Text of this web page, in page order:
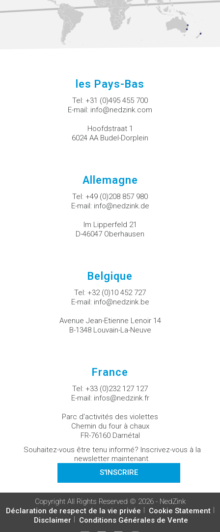
les Pays-Bas
Tel: +31 (0)495 455 700
E-mail: info@nedzink.com
Hoofdstraat 1
6024 AA Budel-Dorplein
Allemagne
Tel: +49 (0)208 857 980
E-mail: info@nedzink.de
Im Lipperfeld 21
D-46047 Oberhausen
Belgique
Tel: +32 (0)10 452 727
E-mail: info@nedzink.be
Avenue Jean-Etienne Lenoir 14
B-1348 Louvain-La-Neuve
France
Tel: +33 (0)232 127 127
E-mail: infos@nedzink.fr
Parc d'activités des violettes
Chemin du four à chaux
FR-76160 Darnétal
Souhaitez-vous être tenu informé? Inscrivez-vous à la
newsletter maintenant.
S'INSCRIRE
Copyright All Rights Reserved © 2026 - NedZink
Déclaration de respect de la vie privée
Cookie Statement
Disclaimer
Conditions Générales de Vente